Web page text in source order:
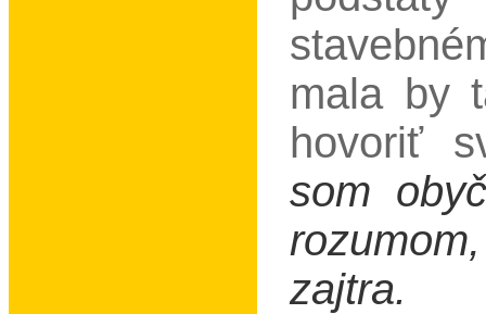
mala by
hovoriť
som
zajtra.